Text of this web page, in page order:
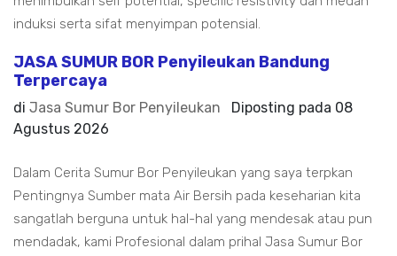
induksi serta sifat menyimpan potensial.
JASA SUMUR BOR Penyileukan Bandung
Terpercaya
di Jasa Sumur Bor Penyileukan Diposting pada 08
Agustus 2026
Dalam Cerita Sumur Bor Penyileukan yang saya terpkan
Pentingnya Sumber mata Air Bersih pada keseharian kita
sangatlah berguna untuk hal-hal yang mendesak atau pun
mendadak, kami Profesional dalam prihal Jasa Sumur Bor